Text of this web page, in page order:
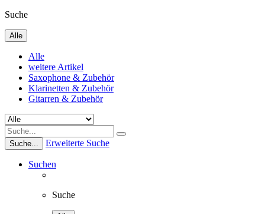
Suche
Alle
Alle
weitere Artikel
Saxophone & Zubehör
Klarinetten & Zubehör
Gitarren & Zubehör
Suche... Erweiterte Suche
Suchen
Suche